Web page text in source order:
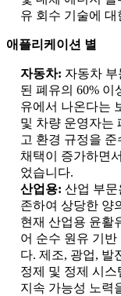
유 회수 기술에
애플리케이션 별
자동차: 자동차
된 폐유의 60%
유에서 나온다는
및 차량 운영자는
고 환경 규정을
채택이 증가하면
었습니다.
산업용: 산업 부문
존하여 상당한 양
현재 산업용 윤활
어 순수 원유 기반
다. 제조, 광업, 발
정제 및 정제 시
지속 가능성 노력